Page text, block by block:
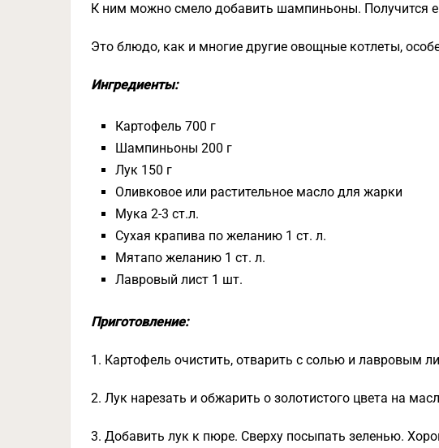
К ним можно смело добавить шампиньоны. Получится
Это блюдо, как и многие другие овощные котлеты,
Ингредиенты:
Картофель 700 г
Шампиньоны 200 г
Лук 150 г
Оливковое или растительное масло для жарки
Мука 2-3 ст.л.
Сухая крапива по желанию 1 ст. л.
Мятапо желанию 1 ст. л.
Лавровый лист 1 шт.
Приготовление:
1. Картофель очистить, отварить с солью и лавровым
2. Лук нарезать и обжарить о золотистого цвета на
3. Добавить лук к пюре. Сверху посыпать зеленью.